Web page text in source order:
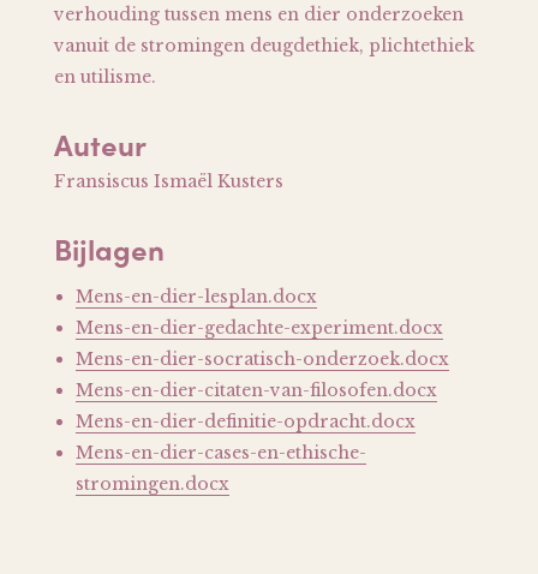
verhouding tussen mens en dier onderzoeken
vanuit de stromingen deugdethiek, plichtethiek
en utilisme.
Auteur
Fransiscus Ismaël Kusters
Bijlagen
Mens-en-dier-lesplan.docx
Mens-en-dier-gedachte-experiment.docx
Mens-en-dier-socratisch-onderzoek.docx
Mens-en-dier-citaten-van-filosofen.docx
Mens-en-dier-definitie-opdracht.docx
Mens-en-dier-cases-en-ethische-
stromingen.docx